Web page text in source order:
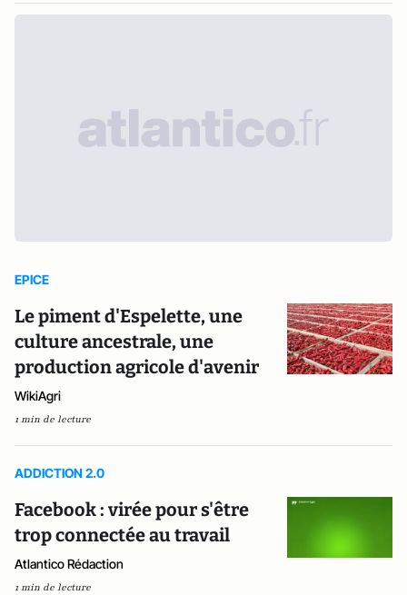
EPICE
Le piment d'Espelette, une
culture ancestrale, une
production agricole d'avenir
WikiAgri
1 min de lecture
ADDICTION 2.0
Facebook : virée pour s'être
trop connectée au travail
Atlantico Rédaction
1 min de lecture